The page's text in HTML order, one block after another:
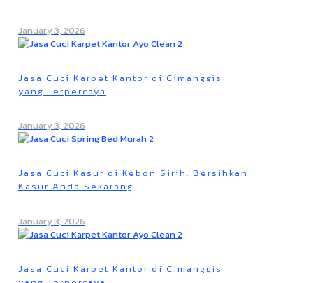
January 3, 2026
Jasa Cuci Karpet Kantor di Cimanggis
yang Terpercaya
January 3, 2026
Jasa Cuci Kasur di Kebon Sirih: Bersihkan
Kasur Anda Sekarang
January 3, 2026
Jasa Cuci Karpet Kantor di Cimanggis